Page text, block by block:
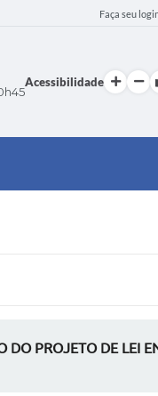
Faça seu
Acessibilidade
PROJETO DE LEI